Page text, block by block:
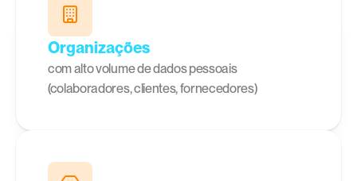
Organizações
com alto volume de dados pessoais
(colaboradores, clientes, fornecedores)